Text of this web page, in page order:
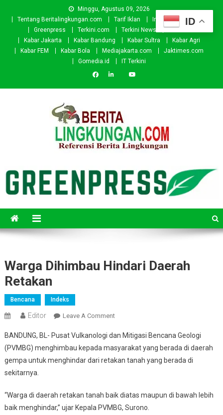
Minggu, Agustus 09, 2026
Tentang Beritalingkungan.com
Tarif Iklan Investor
Donasi
Greenpress
Terkini.com Terkini News
Kabar.id
Kabar Jakarta
Kabar Bandung Kabar Sultra
Kabar Agri
Kabar FEM
Kabar Bola Mediajakarta.com
Jaktimes.com
Gomedia.id
IT Terkini
Warga Dihimbau Hindari Daerah
Retakan
Bencana Indeks
Editor Leave A CommentOn
Dihimbau
Hindari
Daerah
BANDUNG, BL- Pusat Vulkanologi dan Mitigasi Bencana Geologi
(PVMBG) menghimbau kepada masyarakat yang berada di daerah
gempa untuk menghindar dari retakan tanah yang berada di
sekitarnya.
“Warga di daerah retakan tanah baik diatas maupun di bawah lebih
baik menghindar,” ujar Kepala PVMBG, Surono.
ID